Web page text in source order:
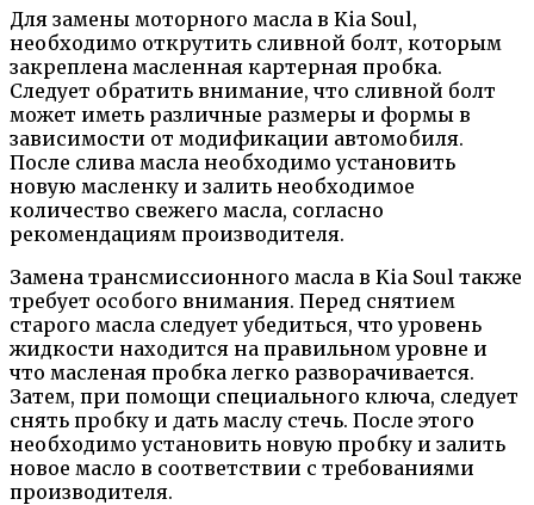
Для замены моторного масла в Kia Soul,
необходимо открутить сливной болт, которым
закреплена масленная картерная пробка.
Следует обратить внимание, что сливной болт
может иметь различные размеры и формы в
зависимости от модификации автомобиля.
После слива масла необходимо установить
новую масленку и залить необходимое
количество свежего масла, согласно
рекомендациям производителя.
Замена трансмиссионного масла в Kia Soul также
требует особого внимания. Перед снятием
старого масла следует убедиться, что уровень
жидкости находится на правильном уровне и
что масленая пробка легко разворачивается.
Затем, при помощи специального ключа, следует
снять пробку и дать маслу стечь. После этого
необходимо установить новую пробку и залить
новое масло в соответствии с требованиями
производителя.